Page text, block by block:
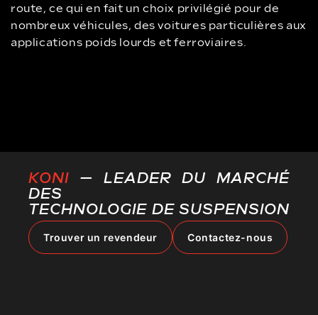
route, ce qui en fait un choix privilégié pour de
nombreux véhicules, des voitures particulières aux
applications poids lourds et ferroviaires.
KONI — LEADER DU MARCHÉ
DES
TECHNOLOGIE DE SUSPENSION
Trouver un revendeur Contactez-nous